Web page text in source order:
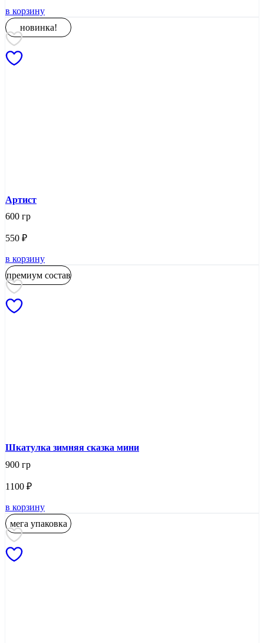
в корзину
новинка!
Артист
600 гр
550 ₽
в корзину
премиум состав
Шкатулка зимняя сказка мини
900 гр
1100 ₽
в корзину
мега упаковка